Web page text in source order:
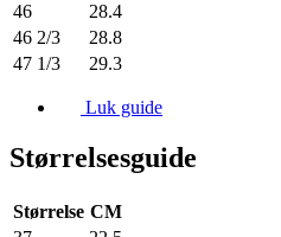
46
28.4
46 2/3
28.8
47 1/3
29.3
Luk guide
Størrelsesguide
Størrelse CM